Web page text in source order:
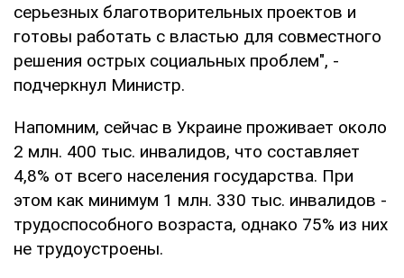
серьезных благотворительных проектов и
готовы работать с властью для совместного
решения острых социальных проблем", -
подчеркнул Министр.
Напомним, сейчас в Украине проживает около
2 млн. 400 тыс. инвалидов, что составляет
4,8% от всего населения государства. При
этом как минимум 1 млн. 330 тыс. инвалидов -
трудоспособного возраста, однако 75% из них
не трудоустроены.